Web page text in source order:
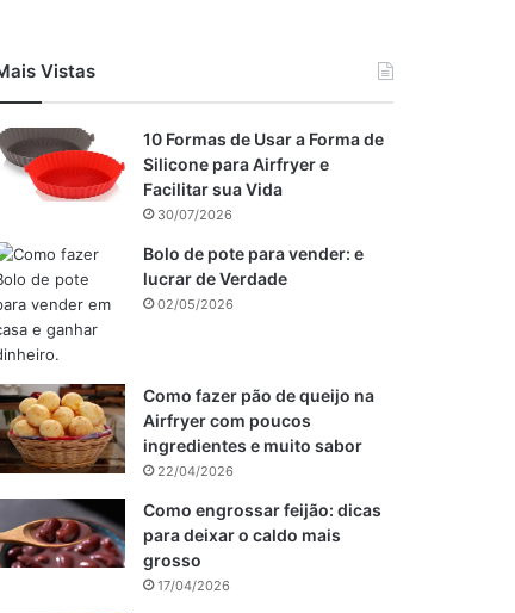
Vistas
10 Formas de Usar a Forma de
Silicone para Airfryer e
Facilitar sua Vida
30/07/2026
Bolo de pote para vender: e
lucrar de Verdade
02/05/2026
Como fazer pão de queijo na
Airfryer com poucos
ingredientes e muito sabor
22/04/2026
Como engrossar feijão: dicas
para deixar o caldo mais
grosso
17/04/2026